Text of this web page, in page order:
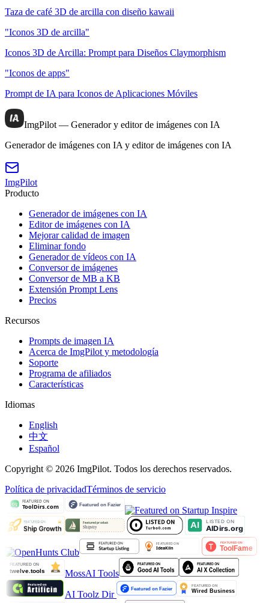
Taza de café 3D de arcilla con diseño kawaii
"Iconos 3D de arcilla"
Iconos 3D de Arcilla: Prompt para Diseños Claymorphism
"Iconos de apps"
Prompt de IA para Iconos de Aplicaciones Móviles
ImgPilot — Generador y editor de imágenes con IA
Generador de imágenes con IA y editor de imágenes con IA
ImgPilot
Producto
Generador de imágenes con IA
Editor de imágenes con IA
Mejorar calidad de imagen
Eliminar fondo
Generador de vídeos con IA
Conversor de imágenes
Conversor de MB a KB
Extensión Prompt Lens
Precios
Recursos
Prompts de imagen IA
Acerca de ImgPilot y metodología
Soporte
Programa de afiliados
Características
Idiomas
English
中文
Español
Copyright © 2026 ImgPilot. Todos los derechos reservados.
Política de privacidadTérminos de servicio
MossAI Tools
AI Toolz Dir